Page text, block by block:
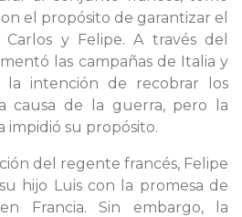
el propósito de garantizar el
y Felipe. A través del
las campañas de Italia y
la intención de recobrar los
causa de la guerra, pero la
impidió su propósito.
del regente francés, Felipe
hijo Luis con la promesa de
Francia. Sin embargo, la